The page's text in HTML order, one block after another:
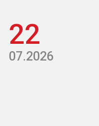
22
07.2026